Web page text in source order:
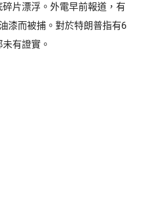
片漂浮。外電早前報道，有
漆而被捕。對於特朗普指有6
有證實。